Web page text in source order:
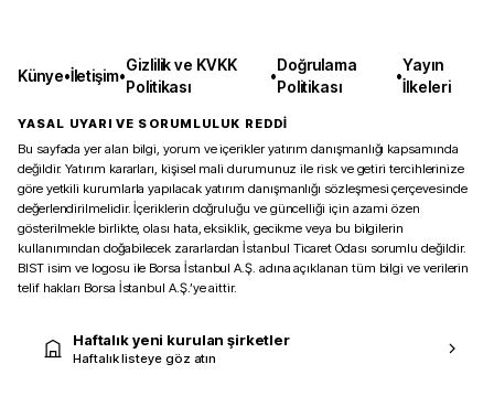
Künye•İletişim•
Gizlilik ve KVKK
Politikası
•
Doğrulama
Politikası
•
Yayın
İlkeleri
YASAL UYARI VE SORUMLULUK REDDİ
Bu sayfada yer alan bilgi, yorum ve içerikler yatırım danışmanlığı kapsamında
değildir. Yatırım kararları, kişisel mali durumunuz ile risk ve getiri tercihlerinize
göre yetkili kurumlarla yapılacak yatırım danışmanlığı sözleşmesi çerçevesinde
değerlendirilmelidir. İçeriklerin doğruluğu ve güncelliği için azami özen
gösterilmekle birlikte, olası hata, eksiklik, gecikme veya bu bilgilerin
kullanımından doğabilecek zararlardan İstanbul Ticaret Odası sorumlu değildir.
BIST isim ve logosu ile Borsa İstanbul A.Ş. adına açıklanan tüm bilgi ve verilerin
telif hakları Borsa İstanbul A.Ş.’ye aittir.
Haftalık yeni kurulan şirketler
Haftalık listeye göz atın